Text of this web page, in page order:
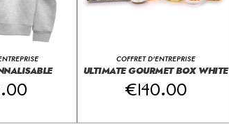
COFFRET D'ENTREPRISE
ULTIMATE GOURMET BOX WHITE
€140.00